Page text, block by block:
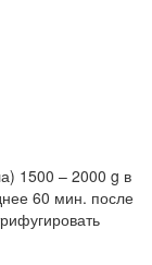
1500 – 2000 g в
60 мин. после